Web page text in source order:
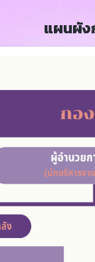
แผนผั